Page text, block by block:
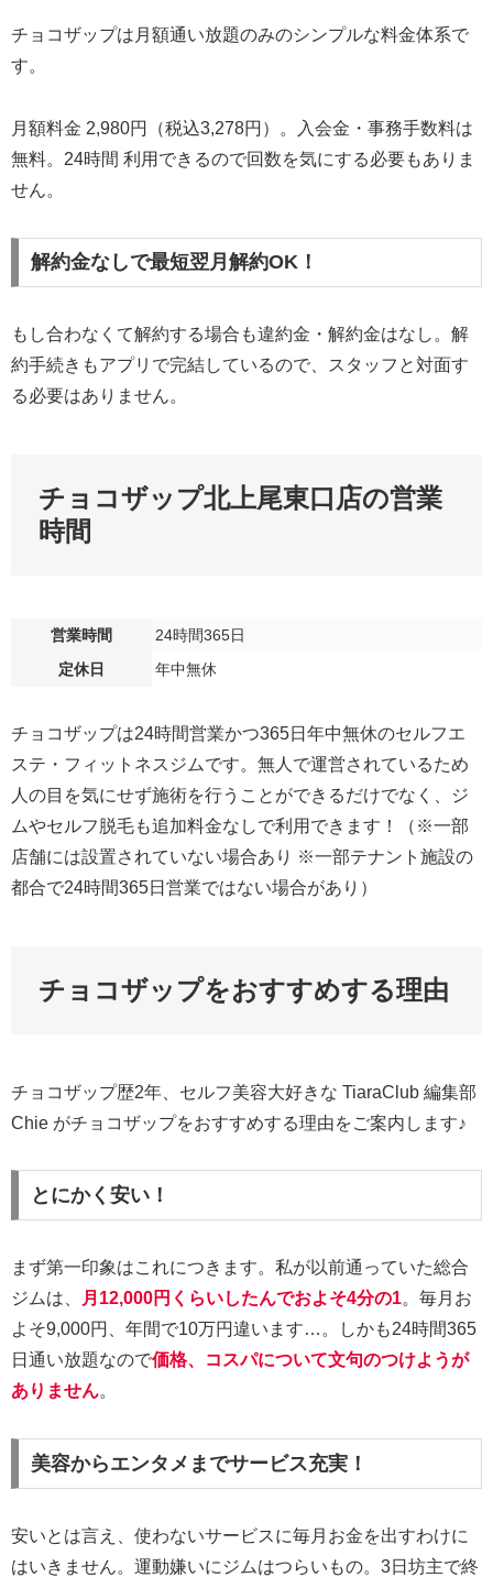
チョコザップは月額通い放題のみのシンプルな料金体系で
す。
月額料金 2,980円（税込3,278円）。入会金・事務手数料は
無料。24時間 利用できるので回数を気にする必要もありま
せん。
解約金なしで最短翌月解約OK！
もし合わなくて解約する場合も違約金・解約金はなし。解
約手続きもアプリで完結しているので、スタッフと対面す
る必要はありません。
チョコザップ北上尾東口店の営業
時間
営業時間
24時間365日
定休日
年中無休
チョコザップは24時間営業かつ365日年中無休のセルフエ
ステ・フィットネスジムです。無人で運営されているため
人の目を気にせず施術を行うことができるだけでなく、ジ
ムやセルフ脱毛も追加料金なしで利用できます！（※一部
店舗には設置されていない場合あり ※一部テナント施設の
都合で24時間365日営業ではない場合があり）
チョコザップをおすすめする理由
チョコザップ歴2年、セルフ美容大好きな TiaraClub 編集部
Chie がチョコザップをおすすめする理由をご案内します♪
とにかく安い！
まず第一印象はこれにつきます。私が以前通っていた総合
ジムは、
月12,000円くらいしたんでおよそ4分の1。毎月お
よそ9,000円、年間で10万円違います…。しかも24時間365
日通い放題なので価格、コスパについて文句のつけようが
ありません。
美容からエンタメまでサービス充実！
安いとは言え、使わないサービスに毎月お金を出すわけに
はいきません。運動嫌いにジムはつらいもの。3日坊主で終